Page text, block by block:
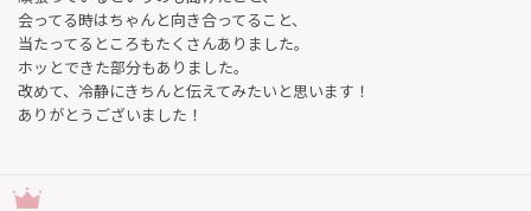
会ってる時はちゃんと向き合ってること、
当たってるところもたくさんありました。
ホッとできた部分もありました。
改めて、冷静にきちんと伝えてみたいと思います！
ありがとうございました！